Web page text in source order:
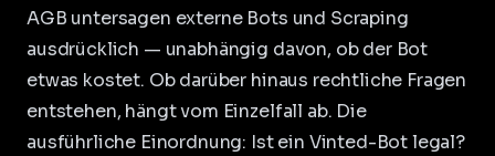
AGB untersagen externe Bots und Scraping
ausdrücklich — unabhängig davon, ob der Bot
etwas kostet. Ob darüber hinaus rechtliche Fragen
entstehen, hängt vom Einzelfall ab. Die
ausführliche Einordnung: Ist ein Vinted-Bot legal?